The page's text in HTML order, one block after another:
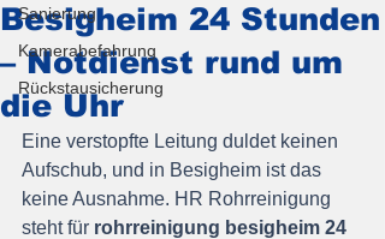
Sanierung
Kamerabefahrung
Rückstausicherung
Besigheim 24 Stunden
– Notdienst rund um
die Uhr
Eine verstopfte Leitung duldet keinen
Aufschub, und in Besigheim ist das
keine Ausnahme. HR Rohrreinigung
steht für rohrreinigung besigheim 24